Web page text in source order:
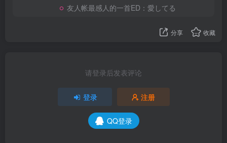
友人帐最感人的一首ED：愛してる
分享 收藏
请登录后发表评论
登录 注册
QQ登录